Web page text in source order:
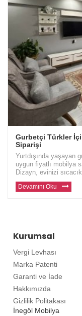
Gurbetçi Türkler
Siparişi
Yurtdışında yaşayan
uygun fiyatlı mobilya
Dizayn, evinizi
modern mobilyalar
Devamını Oku
Kurumsal
Vergi Levhası
Marka Patenti
Garanti ve İade
Hakkımızda
Gizlilik Politakası
İnegöl Mobilya